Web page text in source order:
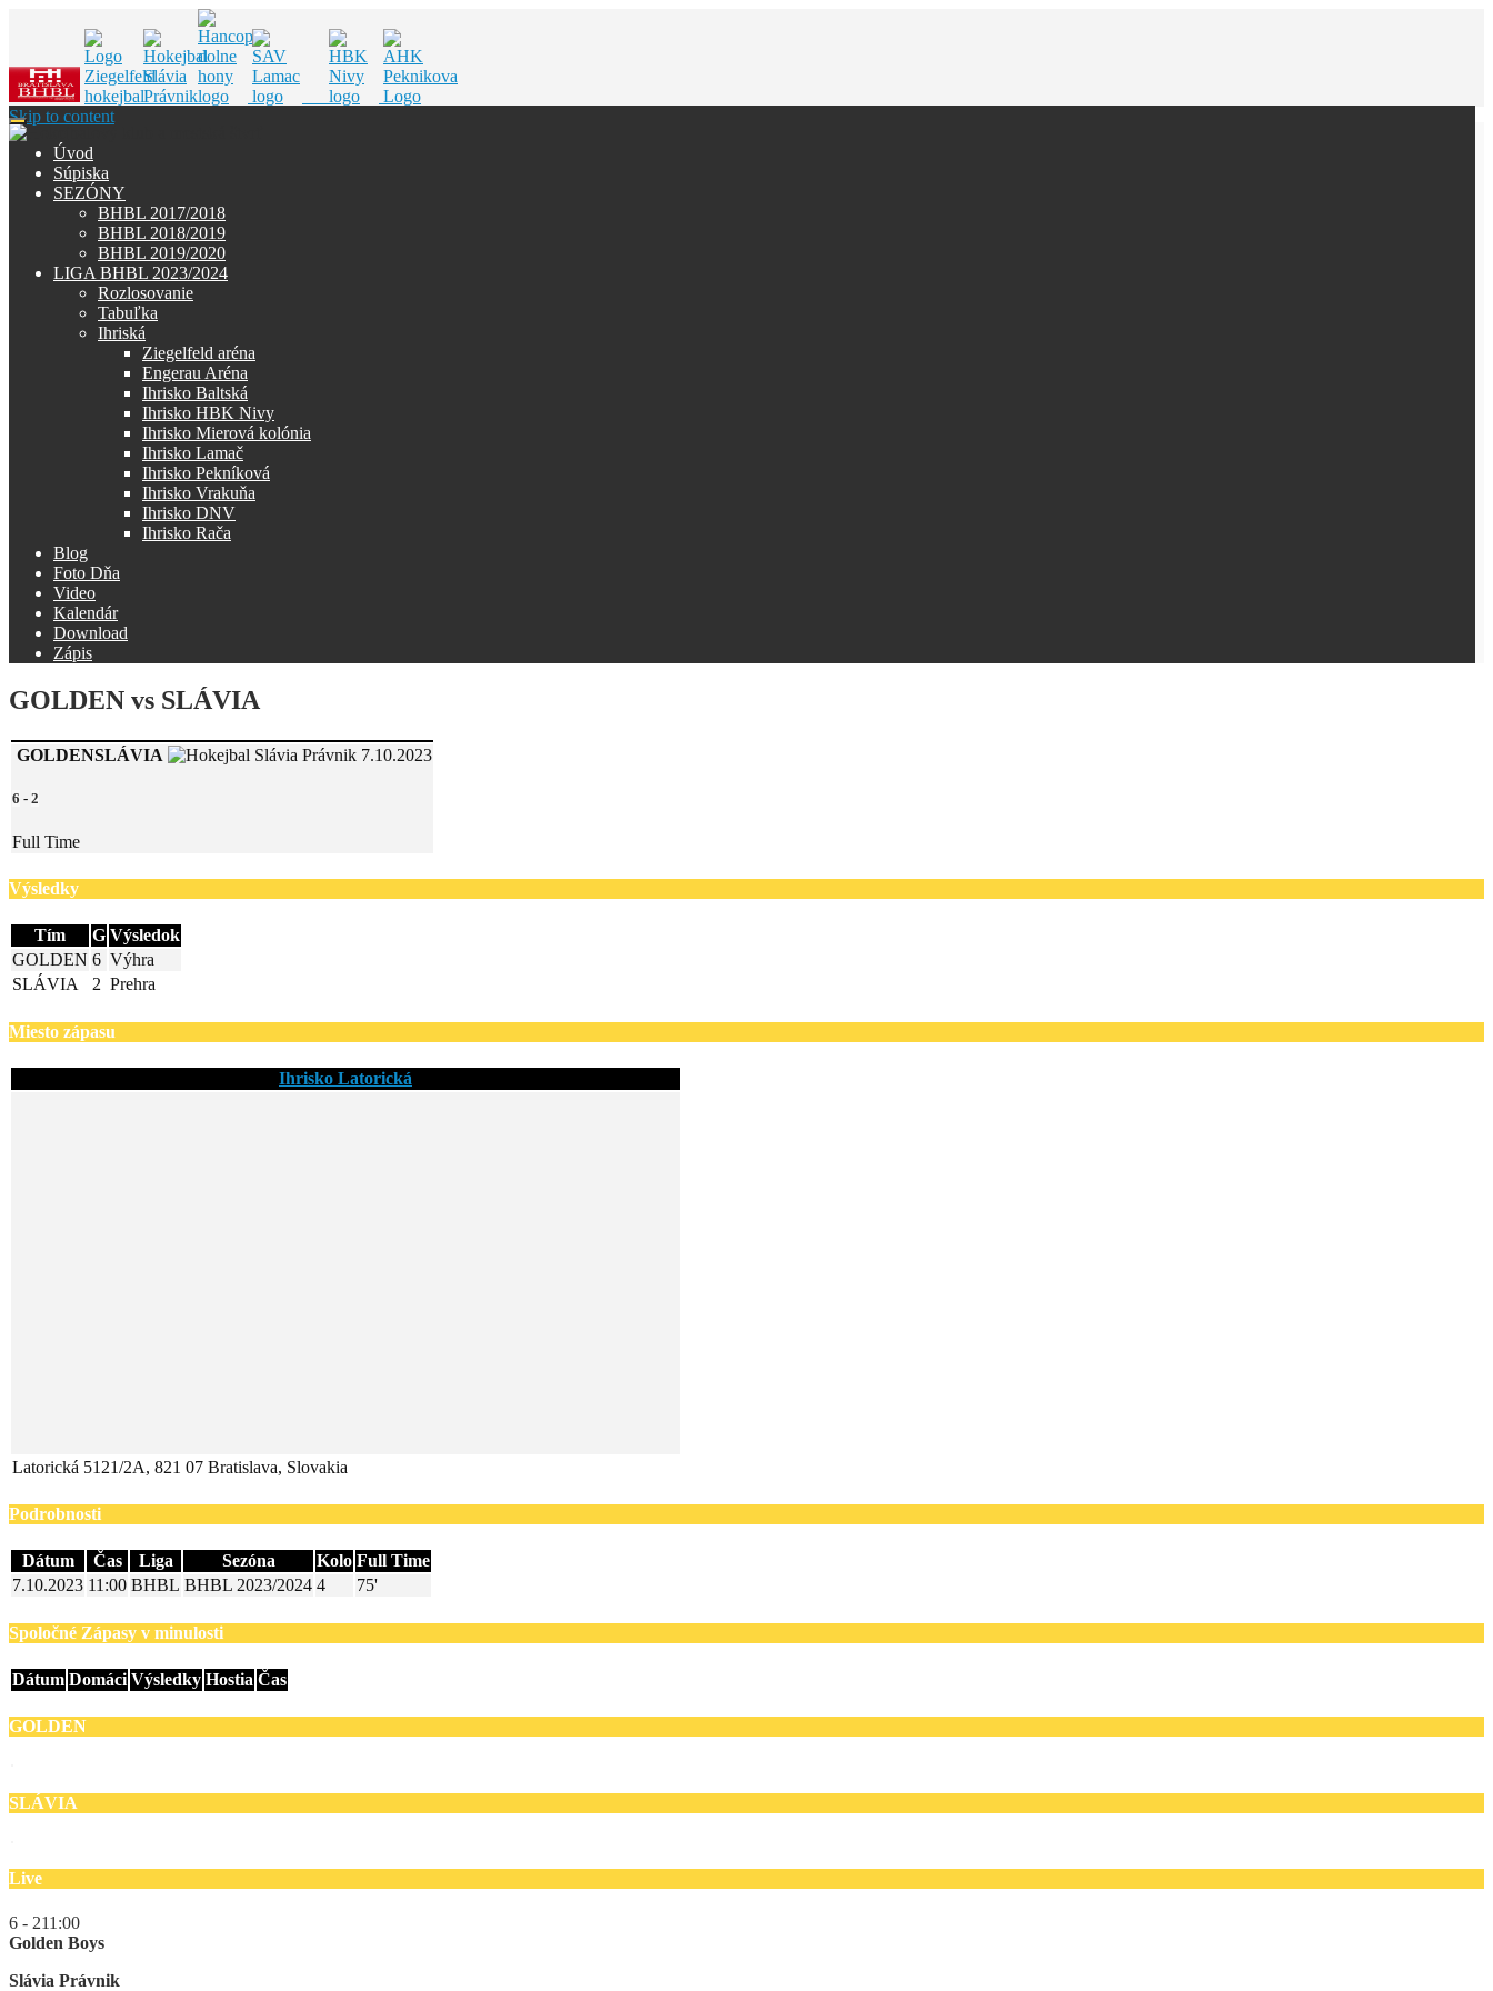
Skip to content
Úvod
Súpiska
SEZÓNY
BHBL 2017/2018
BHBL 2018/2019
BHBL 2019/2020
LIGA BHBL 2023/2024
Rozlosovanie
Tabuľka
Ihriská
Ziegelfeld aréna
Engerau Aréna
Ihrisko Baltská
Ihrisko HBK Nivy
Ihrisko Mierová kolónia
Ihrisko Lamač
Ihrisko Pekníková
Ihrisko Vrakuňa
Ihrisko DNV
Ihrisko Rača
Blog
Foto Dňa
Video
Kalendár
Download
Zápis
GOLDEN vs SLÁVIA
GOLDENSLÁVIA 7.10.2023
6 - 2
Full Time
Výsledky
Tím G Výsledok
GOLDEN 6 Výhra
SLÁVIA
2 Prehra
Miesto zápasu
Ihrisko Latorická
Latorická 5121/2A, 821 07 Bratislava, Slovakia
Podrobnosti
Dátum Čas Liga Sezóna Kolo Full Time
7.10.2023 11:00 BHBL BHBL 2023/2024 4 75'
Spoločné Zápasy v minulosti
Dátum Domáci Výsledky Hostia Čas
GOLDEN
SLÁVIA
Live
6 - 211:00
Golden Boys
Slávia Právnik